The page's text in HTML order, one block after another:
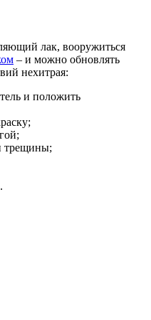
лак, вооружиться
– и можно обновлять
нехитрая:
и положить
трещины;